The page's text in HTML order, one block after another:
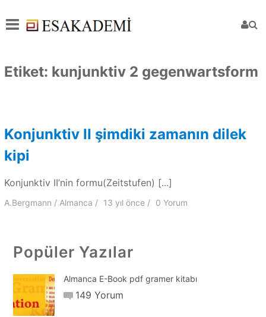
Etiket: kunjunktiv 2 gegenwartsform
Konjunktiv II şimdiki zamanın dilek
kipi
Konjunktiv II’nin formu(Zeitstufen) [...]
A.Bergmann Almanca 13 yılönce 0 Yorum
Popüler Yazılar
Almanca E-Book pdf gramer kitabı
149 Yorum